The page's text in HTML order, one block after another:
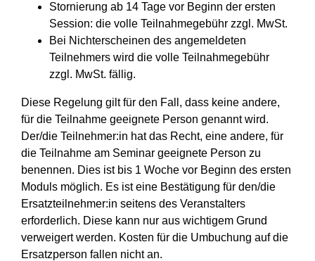
Stornierung ab 14 Tage vor Beginn der ersten
Session: die volle Teilnahmegebühr zzgl. MwSt.
Bei Nichterscheinen des angemeldeten
Teilnehmers wird die volle Teilnahmegebühr
zzgl. MwSt. fällig.
Diese Regelung gilt für den Fall, dass keine andere,
für die Teilnahme geeignete Person genannt wird.
Der/die Teilnehmer:in hat das Recht, eine andere, für
die Teilnahme am Seminar geeignete Person zu
benennen. Dies ist bis 1 Woche vor Beginn des ersten
Moduls möglich. Es ist eine Bestätigung für den/die
Ersatzteilnehmer:in seitens des Veranstalters
erforderlich. Diese kann nur aus wichtigem Grund
verweigert werden. Kosten für die Umbuchung auf die
Ersatzperson fallen nicht an.